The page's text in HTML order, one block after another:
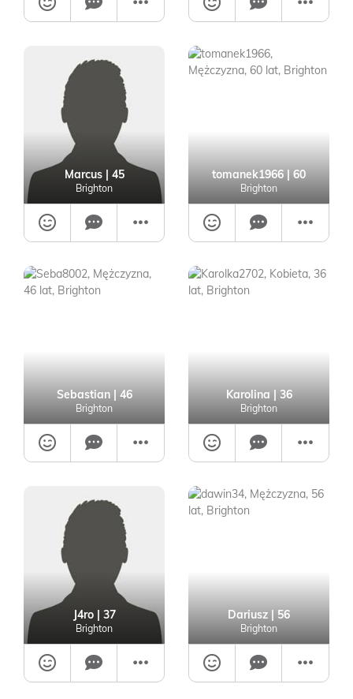
Marcus | 45
Brighton
tomanek1966 | 60
Brighton
Sebastian| 46
Brighton
Karolina | 36
Brighton
J4ro| 37
Brighton
Dariusz | 56
Brighton